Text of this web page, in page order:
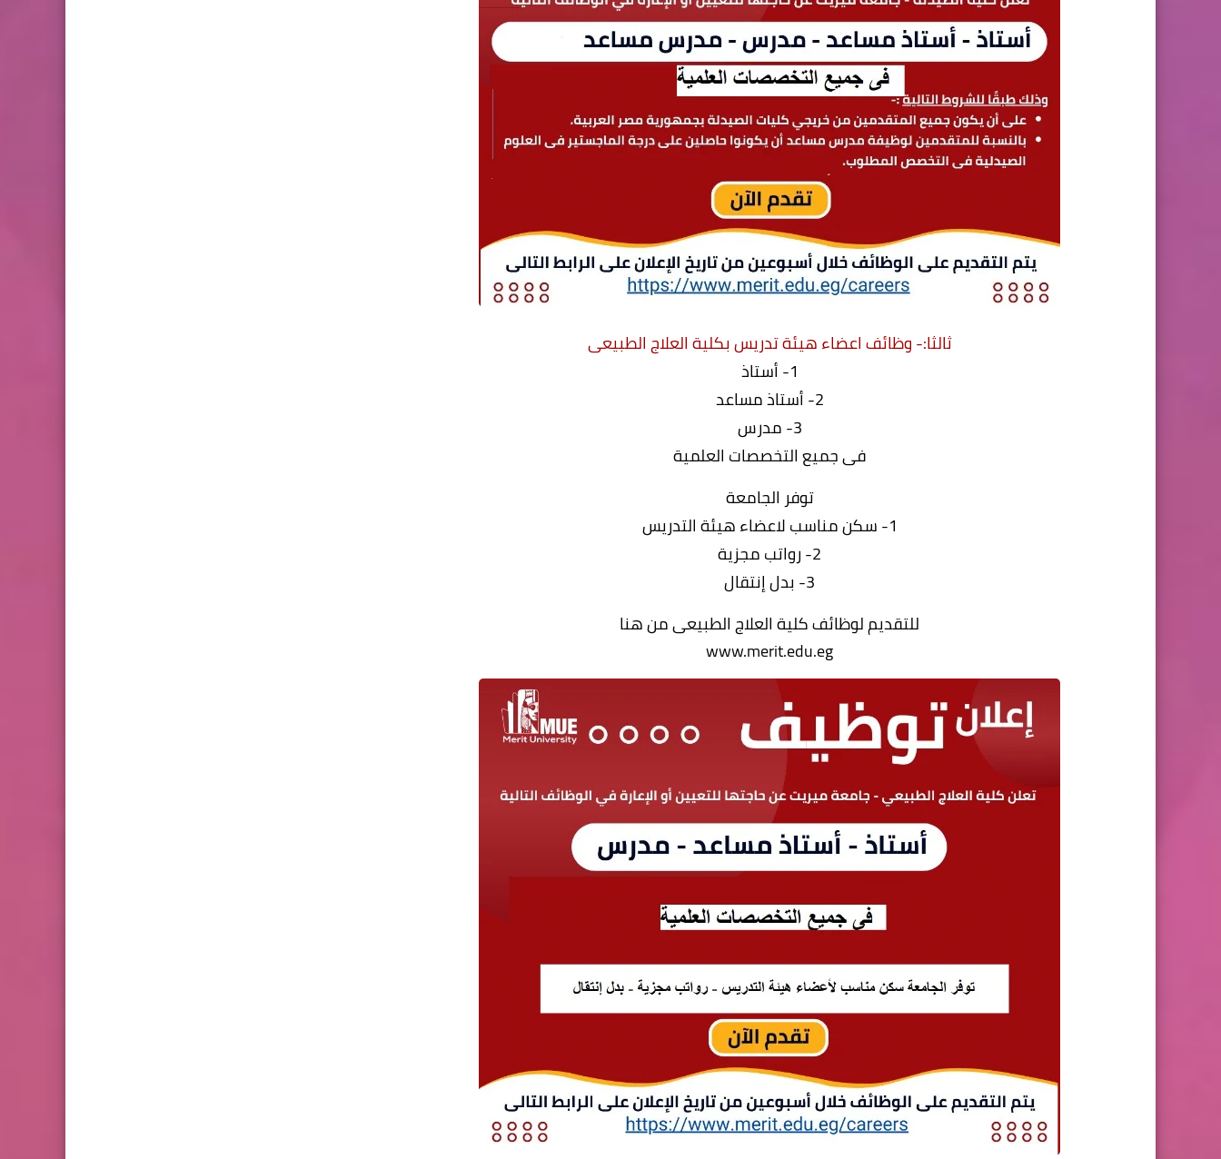
ثالثا:- وظائف اعضاء هيئة تدريس بكلية العلاج الطبيعى
1- أستاذ
2- أستاذ مساعد
3- مدرس
فى جميع التخصصات العلمية
توفر الجامعة
1- سكن مناسب لاعضاء هيئة التدريس
2- رواتب مجزية
3- بدل إنتقال
للتقديم لوظائف كلية العلاج الطبيعى من هنا
www.merit.edu.eg